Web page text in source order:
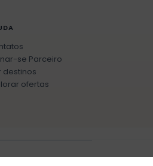
se Parceiro
destinos
ofertas